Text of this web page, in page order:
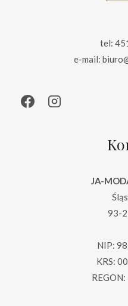
tel:
e-mail:
JA-
93-
NIP:
KRS: